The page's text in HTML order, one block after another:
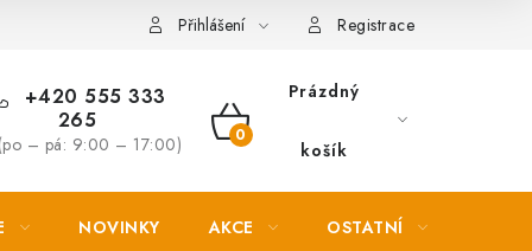
Přihlášení Registrace
+420 555 333
265
(po – pá: 9:00 – 17:00)
NÁKUPNÍ
Prázdný
košík
NOVINKY AKCE OSTATNÍ